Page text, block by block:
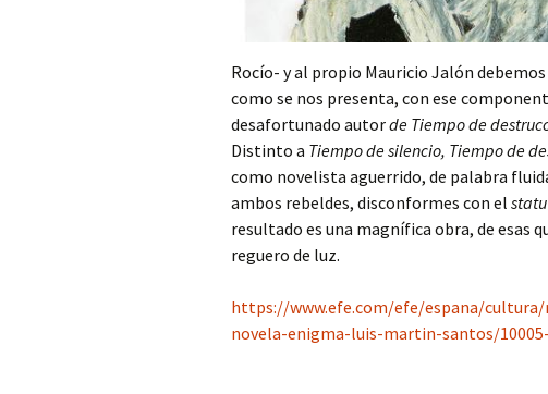
Rocío- y al propio Mauricio Jalón
como se nos presenta, con ese
desafortunado autorde Tiempo de
Distinto a Tiempo de silencio, Tiempo de
como novelista aguerrido, de palabra
ambos rebeldes, disconformes con el
resultado es una magnífica obra, de esas
reguero de luz.
https://www.efe.com/efe/espana/
novela-enigma-luis-martin-santos/